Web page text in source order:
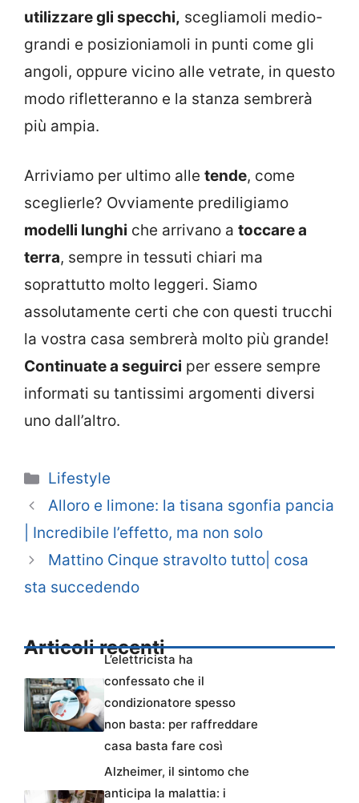
utilizzare gli specchi, scegliamoli medio-
grandi e posizioniamoli in punti come gli
angoli, oppure vicino alle vetrate, in questo
modo rifletteranno e la stanza sembrerà
più ampia.
Arriviamo per ultimo alle tende, come
sceglierle? Ovviamente prediligiamo
modelli lunghi che arrivano a toccare a
terra, sempre in tessuti chiari ma
soprattutto molto leggeri. Siamo
assolutamente certi che con questi trucchi
la vostra casa sembrerà molto più grande!
Continuate a seguirci per essere sempre
informati su tantissimi argomenti diversi
uno dall’altro.
Categorie
Lifestyle
Alloro e limone: la tisana sgonfia pancia
| Incredibile l’effetto, ma non solo
Mattino Cinque stravolto tutto| cosa
sta succedendo
Articoli recenti
L’elettricista ha
confessato che il
condizionatore spesso
non basta: per raffreddare
casa basta fare così
Alzheimer, il sintomo che
anticipa la malattia: i